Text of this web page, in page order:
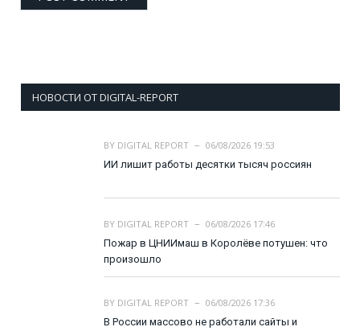
НОВОСТИ ОТ DIGITAL-REPORT
BY DIGITAL REPORT
06/08/2026 19:53
ИИ лишит работы десятки тысяч россиян
BY DIGITAL REPORT
06/08/2026 17:46
Пожар в ЦНИИмаш в Королёве потушен: что
произошло
BY DIGITAL REPORT
06/08/2026 17:36
В России массово не работали сайты и